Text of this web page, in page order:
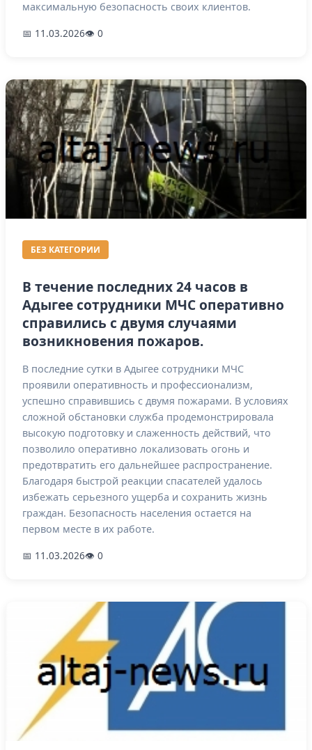
максимальную безопасность своих клиентов.
📅 11.03.2026👁 0
БЕЗ КАТЕГОРИИ
В течение последних 24 часов в
Адыгее сотрудники МЧС оперативно
справились с двумя случаями
возникновения пожаров.
В последние сутки в Адыгее сотрудники МЧС
проявили оперативность и профессионализм,
успешно справившись с двумя пожарами. В условиях
сложной обстановки служба продемонстрировала
высокую подготовку и слаженность действий, что
позволило оперативно локализовать огонь и
предотвратить его дальнейшее распространение.
Благодаря быстрой реакции спасателей удалось
избежать серьезного ущерба и сохранить жизнь
граждан. Безопасность населения остается на
первом месте в их работе.
📅 11.03.2026👁 0